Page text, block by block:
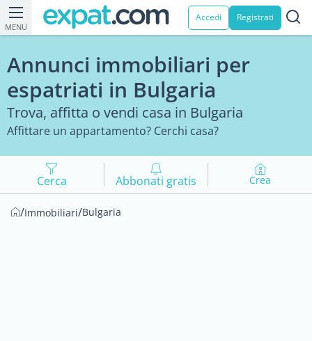
MENU
Accedi Registrati
Annunci immobiliari per
espatriati in Bulgaria
Trova, affitta o vendi casa in Bulgaria
Affittare un appartamento? Cerchi casa?
Cerca Abbonati gratis Crea
/Immobiliari/Bulgaria